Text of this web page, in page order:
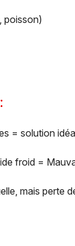
poisson)
= solution
froid =
mais perte